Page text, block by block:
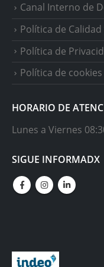
Canal Interno de
Política de
Política de
Política de cookies
HORARIO DE
Lunes a Viernes
SIGUE INFORMADX